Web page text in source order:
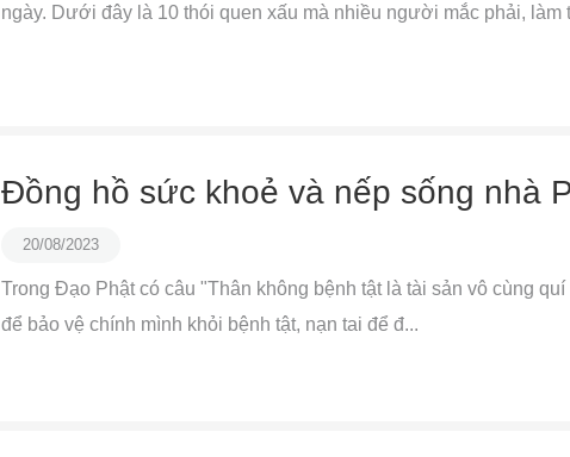
ngày. Dưới đây là 10 thói quen xấu mà nhiều người mắc phải, làm
Đồng hồ sức khoẻ và nếp sống nhà
20/08/2023
Trong Đạo Phật có câu "Thân không bệnh tật là tài sản vô cùng
để bảo vệ chính mình khỏi bệnh tật, nạn tai để đ...